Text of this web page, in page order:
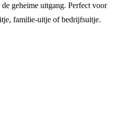
geheime uitgang. Perfect voor
familie-uitje of bedrijfsuitje.